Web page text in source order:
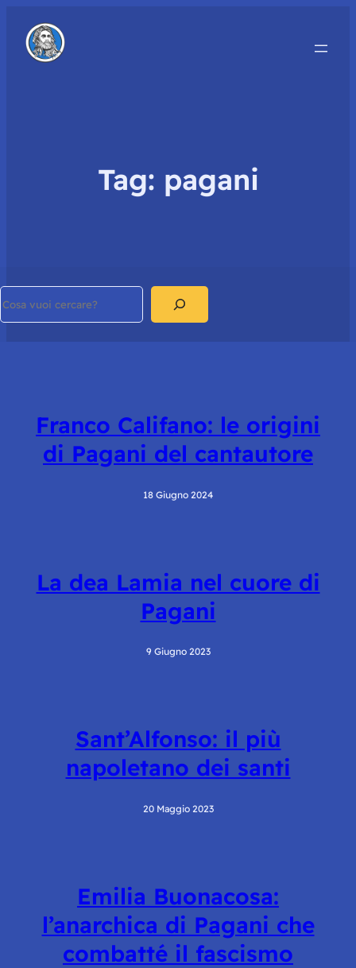
Tag: pagani
Franco Califano: le origini
di Pagani del cantautore
18 Giugno 2024
La dea Lamia nel cuore di
Pagani
9 Giugno 2023
Sant’Alfonso: il più
napoletano dei santi
20 Maggio 2023
Emilia Buonacosa:
l’anarchica di Pagani che
combatté il fascismo